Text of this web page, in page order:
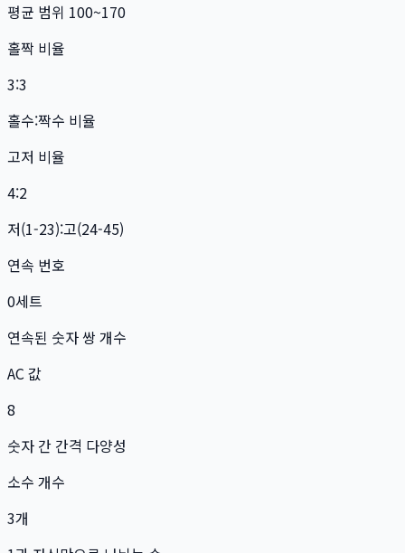
평균 범위 100~170
홀짝 비율
3:3
홀수:짝수 비율
고저 비율
4:2
저(1-23):고(24-45)
연속 번호
0세트
연속된 숫자 쌍 개수
AC 값
8
숫자 간 간격 다양성
소수 개수
3개